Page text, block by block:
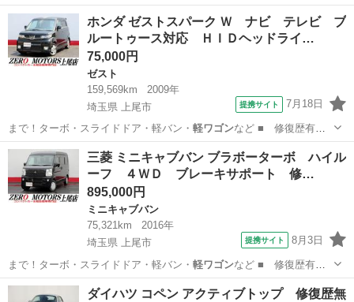
無： なし ■ 年…
埼玉 上尾市 ワゴンＲ
ホンダ ゼストスパーク Ｗ ナビ テレビ ブ
ルートゥース対応 ＨＩＤヘッドライ…
75,000円
ゼスト
159,569km
2009年
埼玉県 上尾市
提携サイト 7月18日
まで！ターボ・スライドドア・軽バン・ 軽ワゴンなど ■ 修復歴有
無： あり ■ 年…
埼玉 上尾市 ゼスト
三菱 ミニキャブバン ブラボーターボ ハイル
ーフ ４ＷＤ ブレーキサポート 修…
895,000円
ミニキャブバン
75,321km
2016年
埼玉県 上尾市
提携サイト 8月3日
まで！ターボ・スライドドア・軽バン・ 軽ワゴンなど ■ 修復歴有
無： なし ■ 年…
埼玉 上尾市 ミニキャブバン
ダイハツ コペン アクティブトップ 修復歴無